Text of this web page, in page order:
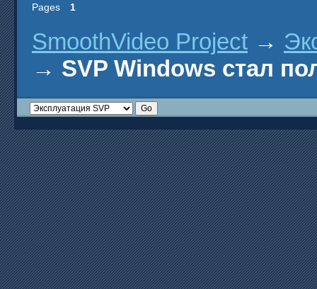
Pages 1
SmoothVideo Project →
→ SVP Windows стал